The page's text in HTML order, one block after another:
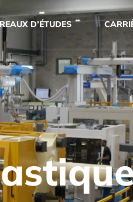
D’ÉTUDES